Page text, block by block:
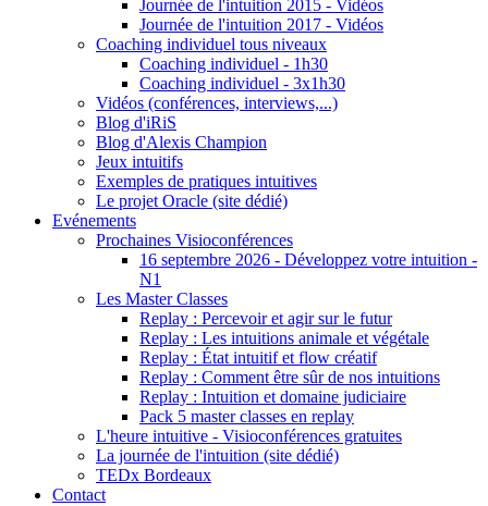
Journée de l'intuition 2015 - Vidéos
Journée de l'intuition 2017 - Vidéos
Coaching individuel tous niveaux
Coaching individuel - 1h30
Coaching individuel - 3x1h30
Vidéos (conférences, interviews,...)
Blog d'iRiS
Blog d'Alexis Champion
Jeux intuitifs
Exemples de pratiques intuitives
Le projet Oracle (site dédié)
Evénements
Prochaines Visioconférences
16 septembre 2026 - Développez votre intuition -
N1
Les Master Classes
Replay : Percevoir et agir sur le futur
Replay : Les intuitions animale et végétale
Replay : État intuitif et flow créatif
Replay : Comment être sûr de nos intuitions
Replay : Intuition et domaine judiciaire
Pack 5 master classes en replay
L'heure intuitive - Visioconférences gratuites
La journée de l'intuition (site dédié)
TEDx Bordeaux
Contact